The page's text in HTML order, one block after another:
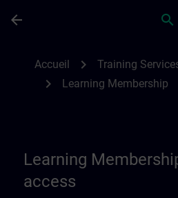
arrow_back search
Accueil chevron_right Training
chevron_right Learning Membership
Learning
access